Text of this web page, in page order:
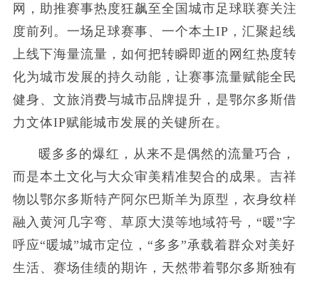
网，助推赛事热度狂飙至全国城市足球联赛关注
度前列。一场足球赛事、一个本土IP，汇聚起线
上线下海量流量，如何把转瞬即逝的网红热度转
化为城市发展的持久动能，让赛事流量赋能全民
健身、文旅消费与城市品牌提升，是鄂尔多斯借
力文体IP赋能城市发展的关键所在。
暖多多的爆红，从来不是偶然的流量巧合，
而是本土文化与大众审美精准契合的成果。吉祥
物以鄂尔多斯特产阿尔巴斯羊为原型，衣身纹样
融入黄河几字弯、草原大漠等地域符号，“暖”字
呼应“暖城”城市定位，“多多”承载着群众对美好
生活、赛场佳绩的期许，天然带着鄂尔多斯独有